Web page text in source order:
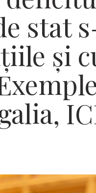
stat
şi